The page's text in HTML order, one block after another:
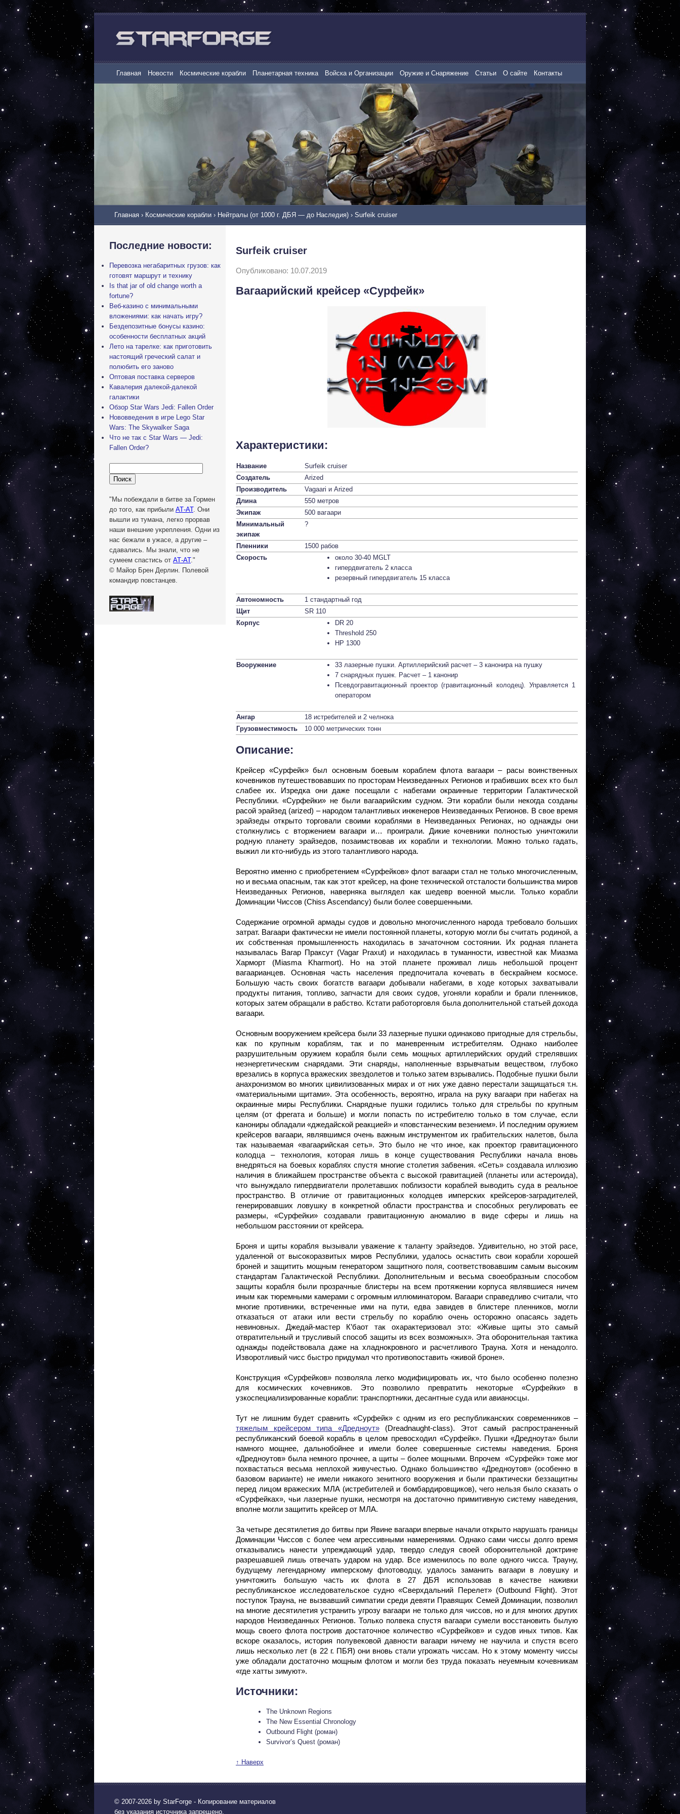
Главная Новости Космические корабли Планетарная техника Войска и Организации Оружие и Снаряжение Статьи О сайте Контакты
Главная › Космические корабли › Нейтралы (от 1000 г. ДБЯ — до Наследия) › Surfeik cruiser
Последние новости:
Перевозка негабаритных грузов: как
готовят маршрут и технику
Is that jar of old change worth a
fortune?
Веб-казино с минимальными
вложениями: как начать игру?
Бездепозитные бонусы казино:
особенности бесплатных акций
Лето на тарелке: как приготовить
настоящий греческий салат и
полюбить его заново
Оптовая поставка серверов
Кавалерия далекой-далекой
галактики
Обзор Star Wars Jedi: Fallen Order
Нововведения в игре Lego Star
Wars: The Skywalker Saga
Что не так с Star Wars — Jedi:
Fallen Order?
"Мы побеждали в битве за Гормен
до того, как прибыли АТ-АТ. Они
вышли из тумана, легко прорвав
наши внешние укрепления. Одни из
нас бежали в ужасе, а другие –
сдавались. Мы знали, что не
сумеем спастись от АТ-АТ."
© Майор Брен Дерлин. Полевой
командир повстанцев.
Surfeik cruiser
Опубликовано: 10.07.2019
Вагаарийский крейсер «Сурфейк»
Характеристики:
Название
Surfeik cruiser
Создатель
Аrized
Производитель
Vagaari и Аrized
Длина
550 метров
Экипаж
500 вагаари
Минимальный
экипаж
?
Пленники
1500 рабов
Скорость
около 30-40 MGLT
гипердвигатель 2 класса
резервный гипердвигатель 15 класса
Автономность
1 стандартный год
Щит
SR 110
Корпус
DR 20
Threshold 250
HP 1300
Вооружение
33 лазерные пушки. Артиллерийский расчет – 3 канонира на пушку
7 снарядных пушек. Расчет – 1 канонир
Псевдогравитационный проектор (гравитационный колодец). Управляется 1
оператором
Ангар
18 истребителей и 2 челнока
Грузовместимость
10 000 метрических тонн
Описание:
Крейсер «Сурфейк» был основным боевым кораблем флота вагаари – расы воинственных
кочевников путешествовавших по просторам Неизведанных Регионов и грабивших всех кто был
слабее их. Изредка они даже посещали с набегами окраинные территории Галактической
Республики. «Сурфейки» не были вагаарийским судном. Эти корабли были некогда созданы
расой эрайзед (аrized) – народом талантливых инженеров Неизведанных Регионов. В свое время
эрайзеды открыто торговали своими кораблями в Неизведанных Регионах, но однажды они
столкнулись с вторжением вагаари и… проиграли. Дикие кочевники полностью уничтожили
родную планету эрайзедов, позаимствовав их корабли и технологии. Можно только гадать,
выжил ли кто-нибудь из этого талантливого народа.
Вероятно именно с приобретением «Сурфейков» флот вагаари стал не только многочисленным,
но и весьма опасным, так как этот крейсер, на фоне технической отсталости большинства миров
Неизведанных Регионов, наверняка выглядел как шедевр военной мысли. Только корабли
Доминации Чиссов (Chiss Ascendancy) были более совершенными.
Содержание огромной армады судов и довольно многочисленного народа требовало больших
затрат. Вагаари фактически не имели постоянной планеты, которую могли бы считать родиной, а
их собственная промышленность находилась в зачаточном состоянии. Их родная планета
называлась Вагар Праксут (Vagar Praxut) и находилась в туманности, известной как Миазма
Харморт (Miasma Kharmort). Но на этой планете проживал лишь небольшой процент
вагаарианцев. Основная часть населения предпочитала кочевать в бескрайнем космосе.
Большую часть своих богатств вагаари добывали набегами, в ходе которых захватывали
продукты питания, топливо, запчасти для своих судов, угоняли корабли и брали пленников,
которых затем обращали в рабство. Кстати работорговля была дополнительной статьей дохода
вагаари.
Основным вооружением крейсера были 33 лазерные пушки одинаково пригодные для стрельбы,
как по крупным кораблям, так и по маневренным истребителям. Однако наиболее
разрушительным оружием корабля были семь мощных артиллерийских орудий стрелявших
неэнергетическим снарядами. Эти снаряды, наполненные взрывчатым веществом, глубоко
врезались в корпуса вражеских звездолетов и только затем взрывались. Подобные пушки были
анахронизмом во многих цивилизованных мирах и от них уже давно перестали защищаться т.н.
«материальными щитами». Эта особенность, вероятно, играла на руку вагаари при набегах на
окраинные миры Республики. Снарядные пушки годились только для стрельбы по крупным
целям (от фрегата и больше) и могли попасть по истребителю только в том случае, если
канониры обладали «джедайской реакцией» и «повстанческим везением». И последним оружием
крейсеров вагаари, являвшимся очень важным инструментом их грабительских налетов, была
так называемая «вагаарийская сеть». Это было не что иное, как проектор гравитационного
колодца – технология, которая лишь в конце существования Республики начала вновь
внедряться на боевых кораблях спустя многие столетия забвения. «Сеть» создавала иллюзию
наличия в ближайшем пространстве объекта с высокой гравитацией (планеты или астероида),
что вынуждало гипердвигатели пролетавших поблизости кораблей выводить суда в реальное
пространство. В отличие от гравитационных колодцев имперских крейсеров-заградителей,
генерировавших ловушку в конкретной области пространства и способных регулировать ее
размеры, «Сурфейки» создавали гравитационную аномалию в виде сферы и лишь на
небольшом расстоянии от крейсера.
Броня и щиты корабля вызывали уважение к таланту эрайзедов. Удивительно, но этой расе,
удаленной от высокоразвитых миров Республики, удалось оснастить свои корабли хорошей
броней и защитить мощным генератором защитного поля, соответствовавшим самым высоким
стандартам Галактической Республики. Дополнительным и весьма своеобразным способом
защиты корабля были прозрачные блистеры на всем протяжении корпуса являвшиеся ничем
иным как тюремными камерами с огромным иллюминатором. Вагаари справедливо считали, что
многие противники, встреченные ими на пути, едва завидев в блистере пленников, могли
отказаться от атаки или вести стрельбу по кораблю очень осторожно опасаясь задеть
невиновных. Джедай-мастер К’баот так охарактеризовал это: «Живые щиты это самый
отвратительный и трусливый способ защиты из всех возможных». Эта оборонительная тактика
однажды подействовала даже на хладнокровного и расчетливого Трауна. Хотя и ненадолго.
Изворотливый чисс быстро придумал что противопоставить «живой броне».
Конструкция «Сурфейков» позволяла легко модифицировать их, что было особенно полезно
для космических кочевников. Это позволило превратить некоторые «Сурфейки» в
узкоспециализированные корабли: транспортники, десантные суда или авианосцы.
Тут не лишним будет сравнить «Сурфейк» с одним из его республиканских современников –
тяжелым крейсером типа «Дредноут»(Dreadnaught-class). Этот самый распространенный
республиканский боевой корабль в целом превосходил «Сурфейк». Пушки «Дредноута» были
намного мощнее, дальнобойнее и имели более совершенные системы наведения. Броня
«Дредноутов» была немного прочнее, а щиты – более мощными. Впрочем «Сурфейк» тоже мог
похвастаться весьма неплохой живучестью. Однако большинство «Дредноутов» (особенно в
базовом варианте) не имели никакого зенитного вооружения и были практически беззащитны
перед лицом вражеских МЛА (истребителей и бомбардировщиков), чего нельзя было сказать о
«Сурфейках», чьи лазерные пушки, несмотря на достаточно примитивную систему наведения,
вполне могли защитить крейсер от МЛА.
За четыре десятилетия до битвы при Явине вагаари впервые начали открыто нарушать границы
Доминации Чиссов с более чем агрессивными намерениями. Однако сами чиссы долго время
отказывались нанести упреждающий удар, твердо следуя своей оборонительной доктрине
разрешавшей лишь отвечать ударом на удар. Все изменилось по воле одного чисса. Трауну,
будущему легендарному имперскому флотоводцу, удалось заманить вагаари в ловушку и
уничтожить большую часть их флота в 27 ДБЯ использовав в качестве наживки
республиканское исследовательское судно «Сверхдальний Перелет» (Outbound Flight). Этот
поступок Трауна, не вызвавший симпатии среди девяти Правящих Семей Доминации, позволил
на многие десятилетия устранить угрозу вагаари не только для чиссов, но и для многих других
народов Неизведанных Регионов. Только полвека спустя вагаари сумели восстановить былую
мощь своего флота построив достаточное количество «Сурфейков» и судов иных типов. Как
вскоре оказалось, история полувековой давности вагаари ничему не научила и спустя всего
лишь несколько лет (в 22 г. ПБЯ) они вновь стали угрожать чиссам. Но к этому моменту чиссы
уже обладали достаточно мощным флотом и могли без труда показать неуемным кочевникам
«где хатты зимуют».
Источники:
The Unknown Regions
The New Essential Chronology
Outbound Flight (роман)
Survivor’s Quest (роман)
↑ Наверх
© 2007-2026 by StarForge - Копирование материалов
без указания источника запрещено.